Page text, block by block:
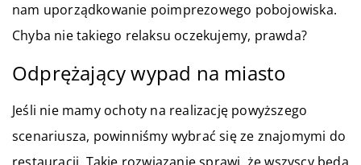
nam uporządkowanie poimprezowego pobojowiska.
Chyba nie takiego relaksu oczekujemy, prawda?
Odprężający wypad na miasto
Jeśli nie mamy ochoty na realizację powyższego
scenariusza, powinniśmy wybrać się ze znajomymi do